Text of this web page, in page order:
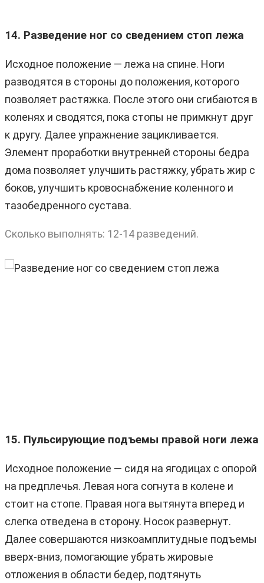
14. Разведение ног со сведением стоп лежа
Исходное положение — лежа на спине. Ноги
разводятся в стороны до положения, которого
позволяет растяжка. После этого они сгибаются в
коленях и сводятся, пока стопы не примкнут друг
к другу. Далее упражнение зацикливается.
Элемент проработки внутренней стороны бедра
дома позволяет улучшить растяжку, убрать жир с
боков, улучшить кровоснабжение коленного и
тазобедренного сустава.
Сколько выполнять: 12-14 разведений.
15. Пульсирующие подъемы правой ноги лежа
Исходное положение — сидя на ягодицах с опорой
на предплечья. Левая нога согнута в колене и
стоит на стопе. Правая нога вытянута вперед и
слегка отведена в сторону. Носок развернут.
Далее совершаются низкоамплитудные подъемы
вверх-вниз, помогающие убрать жировые
отложения в области бедер, подтянуть